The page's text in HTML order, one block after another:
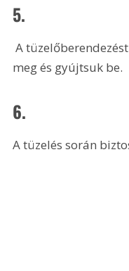
5.
A tüzelőberendezést környezetbarát módon rakjuk
meg és gyújtsuk be.
6.
A tüzelés során